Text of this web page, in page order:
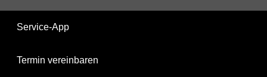
Service-App
Termin vereinbaren